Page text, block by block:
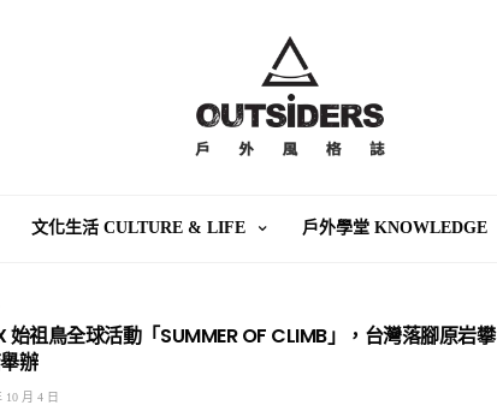
文化生活 CULTURE & LIFE 戶外學堂 KNOWLEDGE
始祖鳥全球活動「SUMMER OF CLIMB」，台灣落腳原岩攀
辦
10 月 4 日